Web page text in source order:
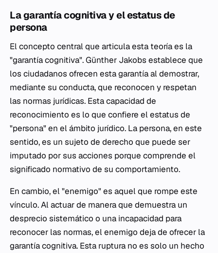
La garantía cognitiva y el estatus de
persona
El concepto central que articula esta teoría es la
"garantía cognitiva". Günther Jakobs establece que
los ciudadanos ofrecen esta garantía al demostrar,
mediante su conducta, que reconocen y respetan
las normas jurídicas. Esta capacidad de
reconocimiento es lo que confiere el estatus de
"persona" en el ámbito jurídico. La persona, en este
sentido, es un sujeto de derecho que puede ser
imputado por sus acciones porque comprende el
significado normativo de su comportamiento.
En cambio, el "enemigo" es aquel que rompe este
vínculo. Al actuar de manera que demuestra un
desprecio sistemático o una incapacidad para
reconocer las normas, el enemigo deja de ofrecer la
garantía cognitiva. Esta ruptura no es solo un hecho